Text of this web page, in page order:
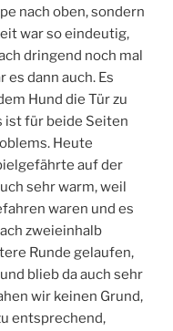
nach oben, sondern
war so eindeutig,
dringend noch mal
es dann auch. Es
Hund die Tür zu
ist für beide Seiten
Heute
auf der
sehr warm, weil
waren und es
zweieinhalb
Runde gelaufen,
blieb da auch sehr
wir keinen Grund,
entsprechend,